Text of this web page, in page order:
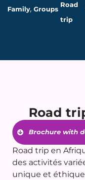
Family, Groups
Road
trip
Road
Brochure with
Road trip en
des activités
unique et éthique